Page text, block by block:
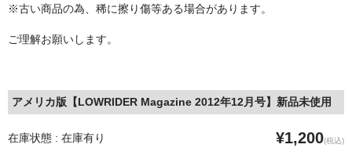
全商品（CD/DVD）
※古い商品の為、稀に擦り傷等ある場合があります。
ご理解お願いします。
アメリカ版【LOWRIDER Magazine 2012年12月号】新品未使用
在庫状態 : 在庫有り ¥1,200(税込)